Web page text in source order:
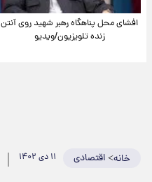
افشای محل پناهگاه‌ رهبر شهید روی آنتن
زنده تلویزیون/ویدیو
خانه>اقتصادی ۱۱ دی ۱۴۰۲